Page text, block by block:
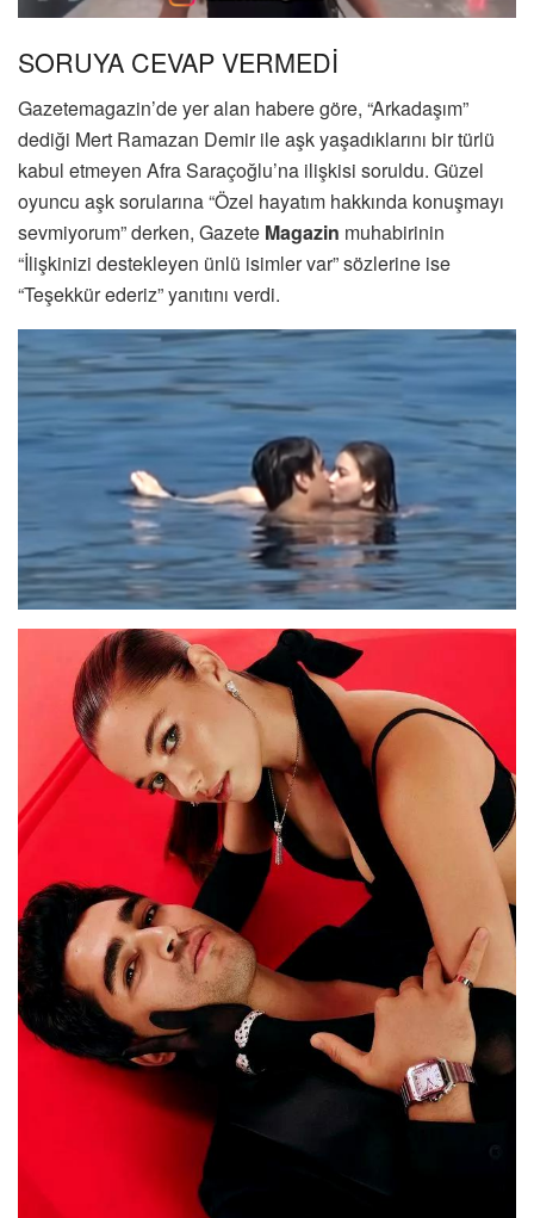
SORUYA CEVAP VERMEDİ
Gazetemagazin’de yer alan habere göre, “Arkadaşım”
dediği Mert Ramazan Demir ile aşk yaşadıklarını bir türlü
kabul etmeyen Afra Saraçoğlu’na ilişkisi soruldu. Güzel
oyuncu aşk sorularına “Özel hayatım hakkında konuşmayı
sevmiyorum” derken, Gazete Magazin muhabirinin
“İlişkinizi destekleyen ünlü isimler var” sözlerine ise
“Teşekkür ederiz” yanıtını verdi.